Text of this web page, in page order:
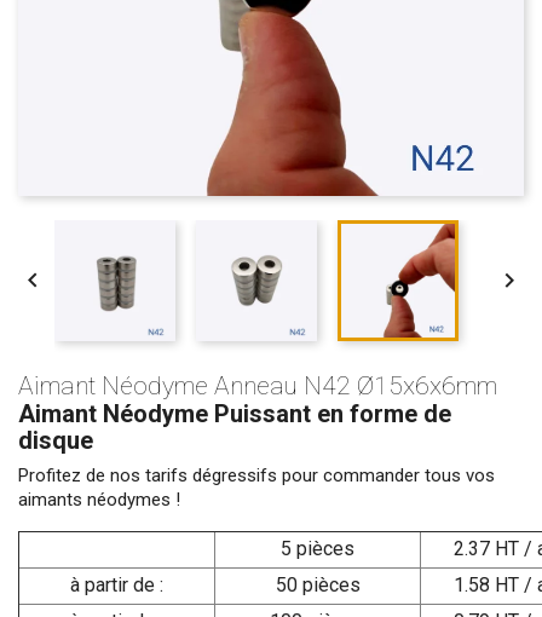
 
Aimant Néodyme Anneau N42 Ø15x6x6mm
Aimant Néodyme Puissant en forme de
disque
Profitez de nos tarifs dégressifs pour commander tous vos
aimants néodymes !
5 pièces
2.37 HT /
à partir de :
50 pièces
1.58 HT /